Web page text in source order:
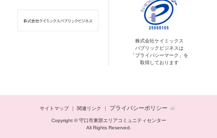
株式会社ケイミックス
パブリックビジネスは
「プライバシーマーク」を
取得しております
サイトマップ 関連リンク プライバシーポリシー
Copyright © 守口市東部エリアコミュニティセンター
All Rights Reserved.